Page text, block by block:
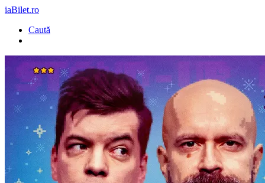
iaBilet.ro
Caută